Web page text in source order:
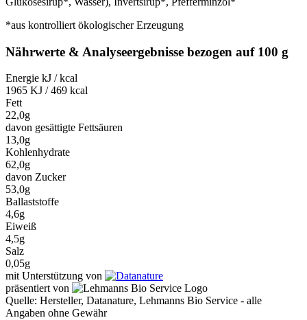
*aus kontrolliert ökologischer Erzeugung
Nährwerte & Analyseergebnisse bezogen auf 100 g
Energie kJ / kcal
1965 KJ / 469 kcal
Fett
22,0g
davon gesättigte Fettsäuren
13,0g
Kohlenhydrate
62,0g
davon Zucker
53,0g
Ballaststoffe
4,6g
Eiweiß
4,5g
Salz
0,05g
mit Unterstützung von
präsentiert von
Quelle: Hersteller, Datanature, Lehmanns Bio Service - alle
Angaben ohne Gewähr